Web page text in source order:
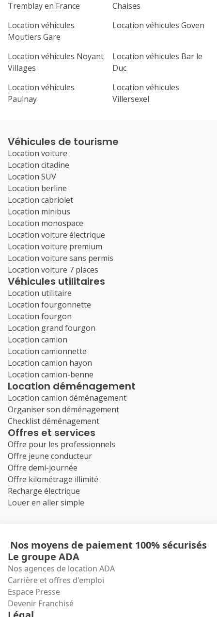
Tremblay en France
Chaises
Location véhicules
Moutiers Gare
Location véhicules Goven
Location véhicules Noyant
Villages
Location véhicules Bar le
Duc
Location véhicules
Paulnay
Location véhicules
Villersexel
Véhicules de tourisme
Location voiture
Location citadine
Location SUV
Location berline
Location cabriolet
Location minibus
Location monospace
Location voiture électrique
Location voiture premium
Location voiture sans permis
Location voiture 7 places
Véhicules utilitaires
Location utilitaire
Location fourgonnette
Location fourgon
Location grand fourgon
Location camion
Location camionnette
Location camion hayon
Location camion-benne
Location déménagement
Location camion déménagement
Organiser son déménagement
Checklist déménagement
Offres et services
Offre pour les professionnels
Offre jeune conducteur
Offre demi-journée
Offre kilométrage illimité
Recharge électrique
Louer en aller simple
Nos moyens de paiement 100% sécurisés
Le groupe ADA
Nos agences de location ADA
Carrière et offres d'emploi
Espace Presse
Devenir Franchisé